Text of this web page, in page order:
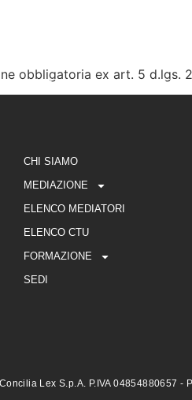
MEDIAZIONE
obbligatoria ex art. 5 d.lgs.
CHI SIAMO
MEDIAZIONE
ELENCO MEDIATORI
ELENCO CTU
FORMAZIONE
SEDI
Lex S.p.A. P.IVA 04854880657 -